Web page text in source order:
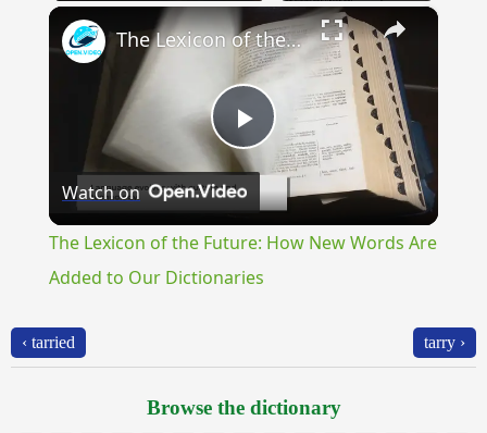
×
Play
Video
The Lexicon of the Future: How New Words Are Added to Our Dictionaries
Watch on
The Lexicon of the Future: How New Words Are
Added to Our Dictionaries
‹ tarried tarry ›
Browse the dictionary